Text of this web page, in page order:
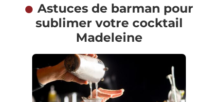
Astuces de barman pour
sublimer votre cocktail
Madeleine